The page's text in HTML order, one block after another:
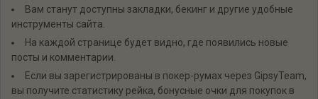
Вам станут доступны закладки, бекинг и другие удобные
инструменты сайта.
На каждой странице будет видно, где появились новые
посты и комментарии.
Если вы зарегистрированы в покер-румах через GipsyTeam,
вы получите статистику рейка, бонусные очки для покупок в